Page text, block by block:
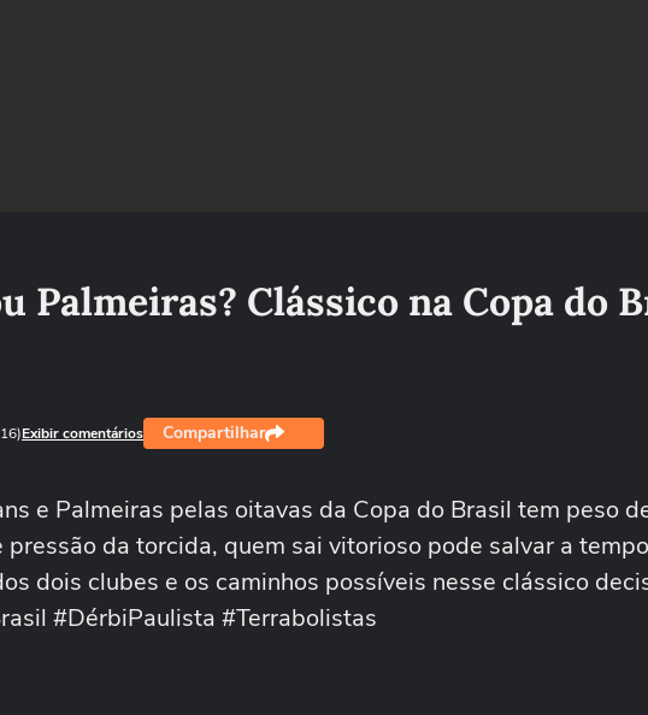
Palmeiras? Clássico na Copa do
Exibir comentários Compartilhar
e Palmeiras pelas oitavas da Copa do Brasil tem peso
da torcida, quem sai vitorioso pode salvar a
dois clubes e os caminhos possíveis nesse clássico
#DérbiPaulista #Terrabolistas